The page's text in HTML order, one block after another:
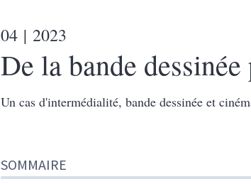
04 | 2023
De la bande
Un cas d'intermédialité, bande dessinée et
SOMMAIRE